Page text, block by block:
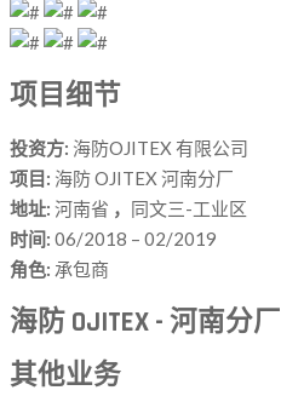
项目细节
投资方: 海防OJITEX 有限公司
项目: 海防 OJITEX 河南分厂
地址: 河南省 ，
同文三-工业区
时间: 06/2018 – 02/2019
角色: 承包商
海防 OJITEX - 河南分厂
其他业务